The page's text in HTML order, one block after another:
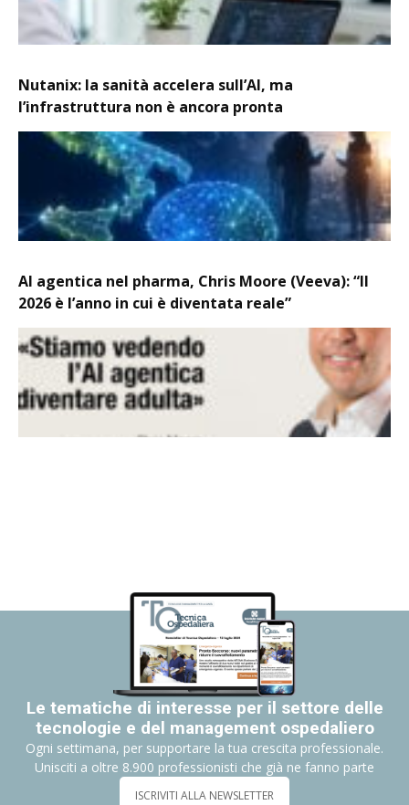
Nutanix: la sanità accelera sull’AI, ma
l’infrastruttura non è ancora pronta
AI agentica nel pharma, Chris Moore (Veeva): “Il
2026 è l’anno in cui è diventata reale”
Le tematiche di interesse per il settore delle
tecnologie e del management ospedaliero
Ogni settimana, per supportare la tua crescita professionale.
Unisciti a oltre 8.900 professionisti che già ne fanno parte
ISCRIVITI ALLA NEWSLETTER